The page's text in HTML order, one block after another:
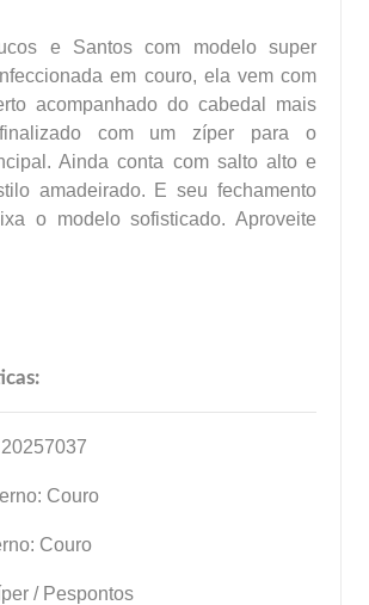
e Santos com modelo super
em couro, ela vem com
acompanhado do cabedal mais
com um zíper para o
Ainda conta com salto alto e
amadeirado. E seu fechamento
o modelo sofisticado. Aproveite
Couro
Couro
/ Pespontos